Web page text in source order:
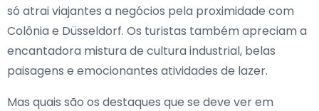
só atrai viajantes a negócios pela proximidade com
Colônia e Düsseldorf. Os turistas também apreciam a
encantadora mistura de cultura industrial, belas
paisagens e emocionantes atividades de lazer.
Mas quais são os destaques que se deve ver em